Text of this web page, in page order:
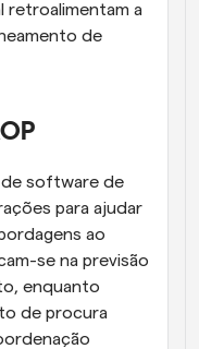
retroalimentam a
de
software de
para ajudar
ao
se na previsão
enquanto
de procura